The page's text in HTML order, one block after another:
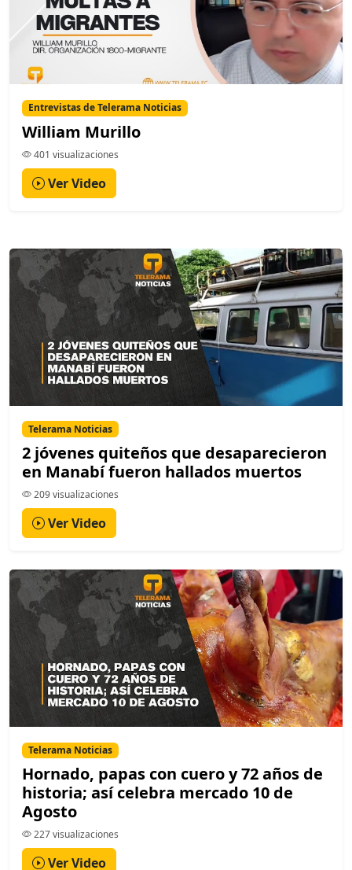
Entrevistas de Telerama Noticias
William Murillo
401 visualizaciones
Ver Video
Telerama Noticias
2 jóvenes quiteños que desaparecieron
en Manabí fueron hallados muertos
209 visualizaciones
Ver Video
Telerama Noticias
Hornado, papas con cuero y 72 años de
historia; así celebra mercado 10 de
Agosto
227 visualizaciones
Ver Video